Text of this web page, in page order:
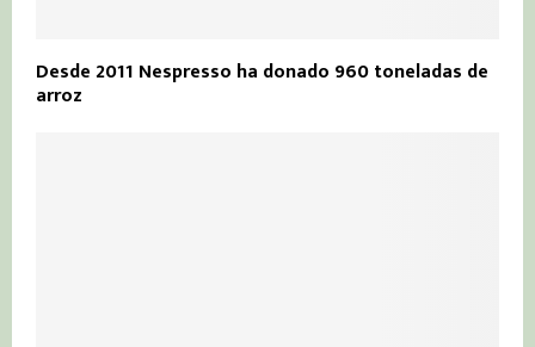
Desde 2011 Nespresso ha donado 960 toneladas de
arroz